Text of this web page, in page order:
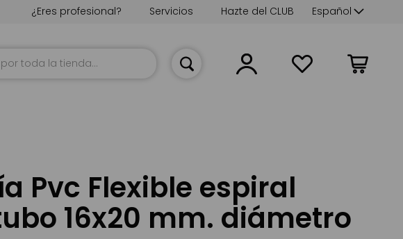
Lenguaje
Español
Hazte del CLUB
Servicios
¿Eres profesional?
Mi cesta
Pvc Flexible espiral
16x20 mm. diámetro